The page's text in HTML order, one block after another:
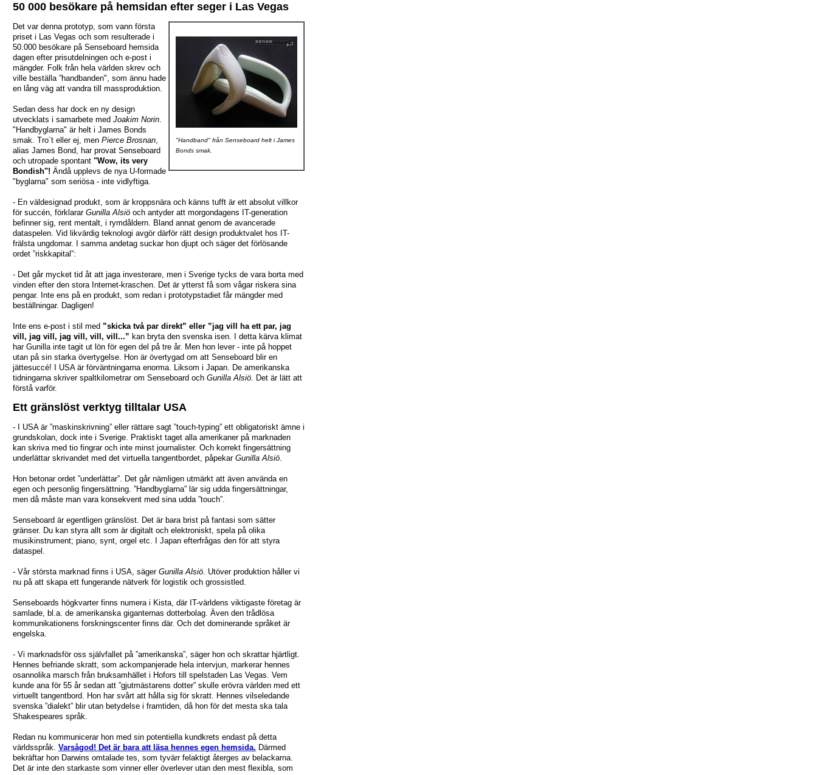
50 000 besökare på hemsidan efter seger i Las Vegas
"Handband" från Senseboard helt i James
Bonds smak.
Det var denna prototyp, som vann första
priset i Las Vegas och som resulterade i
50.000 besökare på Senseboard hemsida
dagen efter prisutdelningen och e-post i
mängder. Folk från hela världen skrev och
ville beställa ”handbanden", som ännu hade
en lång väg att vandra till massproduktion.
Sedan dess har dock en ny design
utvecklats i samarbete med Joakim Norin
"Handbyglarna" är helt i James Bonds
smak. Tro´t eller ej, men Pierce Brosnan
alias James Bond, har provat Senseboard
och utropade spontant "Wow, its very
Bondish"! Ändå upplevs de nya U-formade
"byglarna" som seriösa - inte vidlyftiga.
- En väldesignad produkt, som är kroppsnära och känns tufft är ett absolut villkor
för succén, förklarar Gunilla Alsiö och antyder att morgondagens IT-generation
befinner sig, rent mentalt, i rymdåldern. Bland annat genom de avancerade
dataspelen. Vid likvärdig teknologi avgör därför rätt design produktvalet hos IT-
frälsta ungdomar. I samma andetag suckar hon djupt och säger det förlösande
ordet ”riskkapital”:
- Det går mycket tid åt att jaga investerare, men i Sverige tycks de vara borta med
vinden efter den stora Internet-kraschen. Det är ytterst få som vågar riskera sina
pengar. Inte ens på en produkt, som redan i prototypstadiet får mängder med
beställningar. Dagligen!
Inte ens e-post i stil med ”skicka två par direkt” eller ”jag vill ha ett par, jag
vill, jag vill, jag vill, vill, vill...” kan bryta den svenska isen. I detta kärva klimat
har Gunilla inte tagit ut lön för egen del på tre år. Men hon lever - inte på hoppet
utan på sin starka övertygelse. Hon är övertygad om att Senseboard blir en
jättesuccé! I USA är förväntningarna enorma. Liksom i Japan. De amerikanska
tidningarna skriver spaltkilometrar om Senseboard och Gunilla Alsiö . Det är lätt att
förstå varför.
Ett gränslöst verktyg tilltalar USA
- I USA är ”maskinskrivning” eller rättare sagt ”touch-typing” ett obligatoriskt ämne i
grundskolan, dock inte i Sverige. Praktiskt taget alla amerikaner på marknaden
kan skriva med tio fingrar och inte minst journalister. Och korrekt fingersättning
underlättar skrivandet med det virtuella tangentbordet, påpekar Gunilla Alsiö
Hon betonar ordet ”underlättar”. Det går nämligen utmärkt att även använda en
egen och personlig fingersättning. ”Handbyglarna” lär sig udda fingersättningar,
men då måste man vara konsekvent med sina udda ”touch”.
Senseboard är egentligen gränslöst. Det är bara brist på fantasi som sätter
gränser. Du kan styra allt som är digitalt och elektroniskt, spela på olika
musikinstrument; piano, synt, orgel etc. I Japan efterfrågas den för att styra
dataspel.
- Vår största marknad finns i USA, säger Gunilla Alsiö . Utöver produktion håller vi
nu på att skapa ett fungerande nätverk för logistik och grossistled.
Senseboards högkvarter finns numera i Kista, där IT-världens viktigaste företag är
samlade, bl.a. de amerikanska giganternas dotterbolag. Även den trådlösa
kommunikationens forskningscenter finns där. Och det dominerande språket är
engelska.
- Vi marknadsför oss självfallet på ”amerikanska”, säger hon och skrattar hjärtligt.
Hennes befriande skratt, som ackompanjerade hela intervjun, markerar hennes
osannolika marsch från bruksamhället i Hofors till spelstaden Las Vegas. Vem
kunde ana för 55 år sedan att ”gjutmästarens dotter” skulle erövra världen med ett
virtuellt tangentbord. Hon har svårt att hålla sig för skratt. Hennes vilseledande
svenska ”dialekt” blir utan betydelse i framtiden, då hon för det mesta ska tala
Shakespeares språk.
Redan nu kommunicerar hon med sin potentiella kundkrets endast på detta
världsspråk. Varsågod! Det är bara att läsa hennes egen hemsida. Därmed
bekräftar hon Darwins omtalade tes, som tyvärr felaktigt återges av belackarna.
Det är inte den starkaste som vinner eller överlever utan den mest flexibla, som